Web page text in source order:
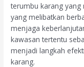
terumbu karang
yang melibatkan
menjaga
kawasan tertentu
menjadi langkah
karang.